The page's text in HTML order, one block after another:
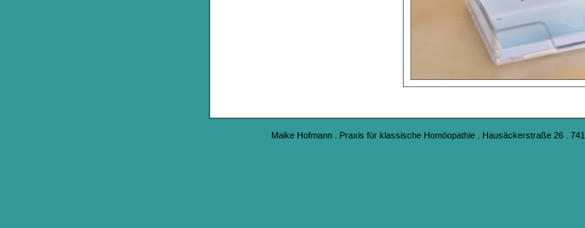
Maike Hofmann . Praxis für klassische Homöopathie . Hausäckerstraße 26 .